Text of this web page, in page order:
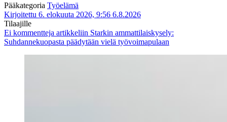
Pääkategoria Työelämä
Kirjoitettu 6. elokuuta 2026, 9:56 6.8.2026
Tilaajille
Ei kommentteja artikkeliin Starkin ammattilaiskysely:
Suhdannekuopasta päädytään vielä työvoimapulaan